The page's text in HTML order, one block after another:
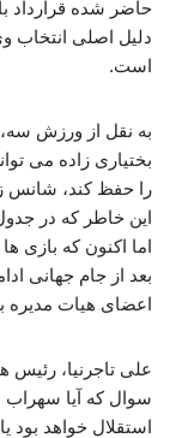
حاضر شده قرارداد
دلیل اصلی انتخاب
است.
به نقل از ورزش سه،
بختیاری زاده می
را حفظ کند، شانس
این خاطر که در
اما اکنون که بازی
بعد از جام جهانی
اعضای هیات مدیره
علی تاجرنیا، رئیس
سوال که آیا سهراب
استقلال خواهد